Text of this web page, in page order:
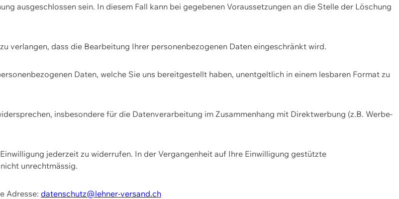
ausgeschlossen sein. In diesem Fall kann bei gegebenen Voraussetzungen an die Stelle der Löschung
verlangen, dass die Bearbeitung Ihrer personenbezogenen Daten eingeschränkt wird.
Daten, welche Sie uns bereitgestellt haben, unentgeltlich in einem lesbaren Format zu
insbesondere für die Datenverarbeitung im Zusammenhang mit Direktwerbung (z.B. Werbe-
jederzeit zu widerrufen. In der Vergangenheit auf Ihre Einwilligung gestützte
unrechtmässig.
Adresse: datenschutz@lehner-versand.ch